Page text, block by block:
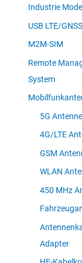
Industrie
USB LTE/
M2M-SIM
Remote
System
5G
4G/LTE
GSM
WLAN
450 MHz
Adapter